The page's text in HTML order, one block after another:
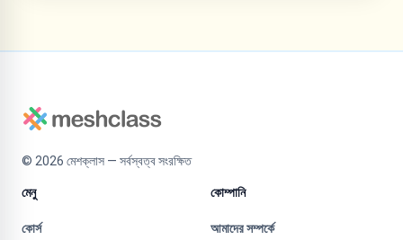
© 2026 মেশক্লাস — সর্বস্বত্ব সংরক্ষিত
মেনু
কোর্স
কোম্পানি
আমাদের সম্পর্কে